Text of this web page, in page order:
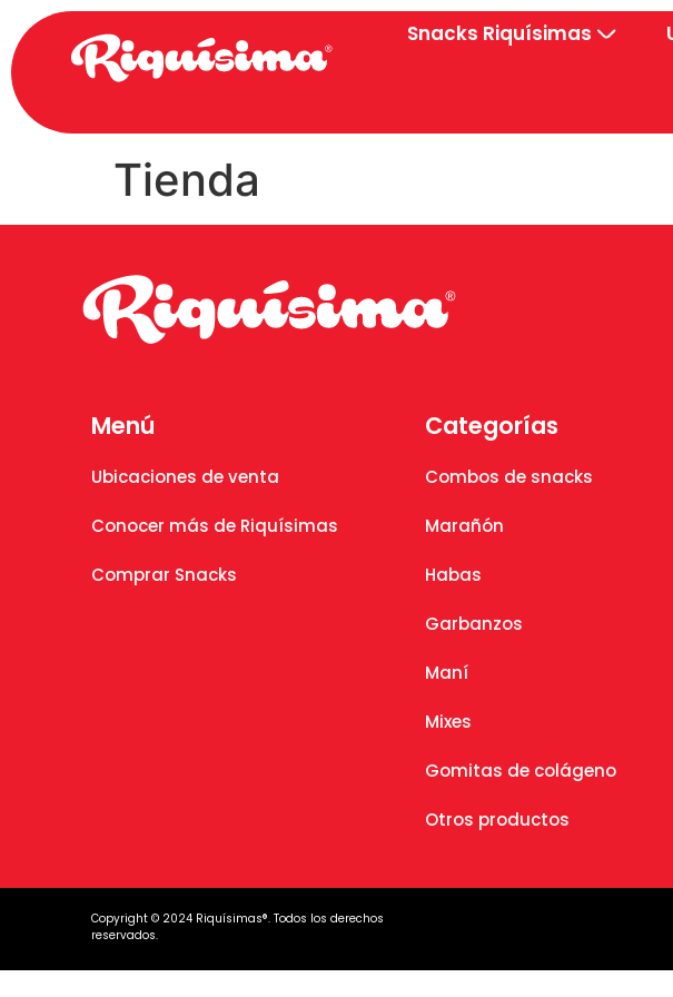
Snacks Riquísimas
Tienda
Menú
Ubicaciones de venta
Conocer más de Riquísimas
Comprar Snacks
Categorías
Combos de snacks
Marañón
Habas
Garbanzos
Maní
Mixes
Gomitas de colágeno
Otros productos
Copyright © 2024 Riquísimas®. Todos los derechos
reservados.